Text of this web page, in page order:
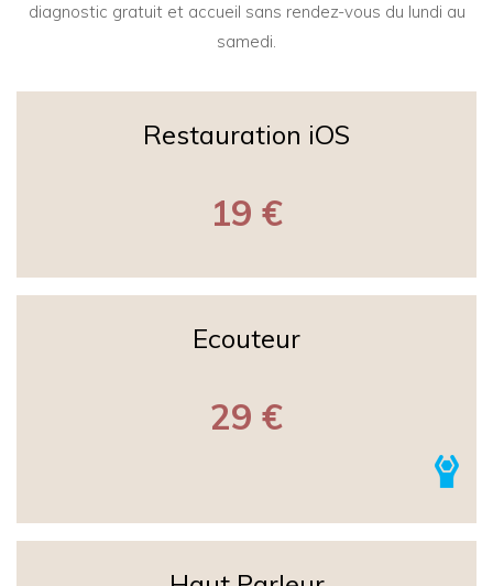
diagnostic gratuit et accueil sans rendez-vous du lundi au
samedi.
Restauration iOS
19 €
Ecouteur
29 €